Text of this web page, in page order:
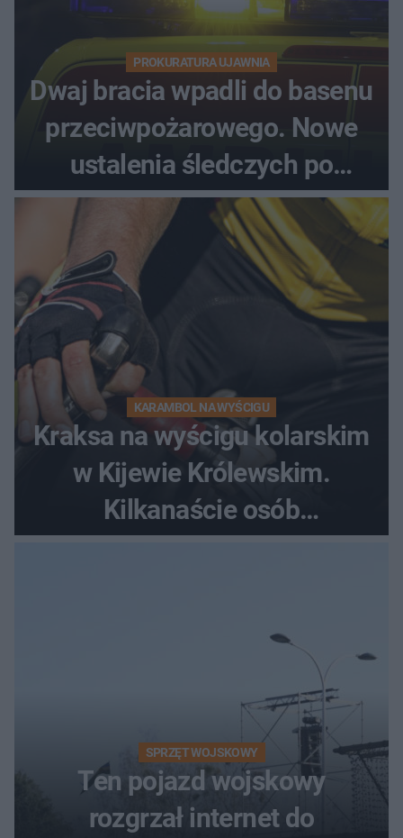
PROKURATURA UJAWNIA
Dwaj bracia wpadli do basenu
przeciwpożarowego. Nowe
ustalenia śledczych po
dramatycznej akcji
KARAMBOL NA WYŚCIGU
Kraksa na wyścigu kolarskim
w Kijewie Królewskim.
Kilkanaście osób
SPRZĘT WOJSKOWY
Ten pojazd wojskowy
rozgrzał internet do